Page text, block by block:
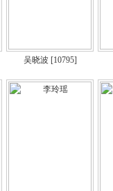
吴晓波 [10795]